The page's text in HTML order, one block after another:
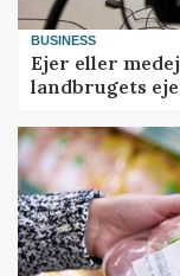
BUSINESS
Ejer eller
landbrugets